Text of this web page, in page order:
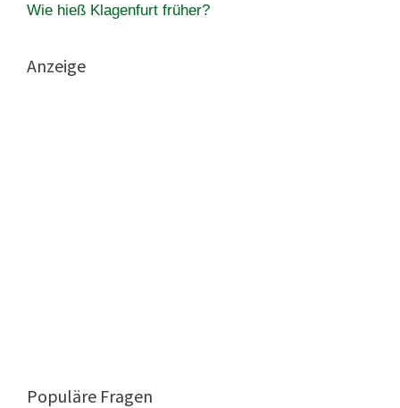
Wie hieß Klagenfurt früher?
Anzeige
Populäre Fragen